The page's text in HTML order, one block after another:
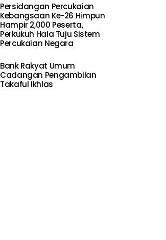
Persidangan Percukaian
Kebangsaan Ke-26 Himpun
Hampir 2,000 Peserta,
Perkukuh Hala Tuju Sistem
Percukaian Negara
Bank Rakyat Umum
Cadangan Pengambilan
Takaful Ikhlas